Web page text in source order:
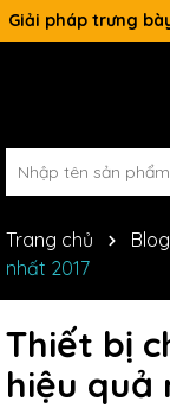
Giải pháp trưng
Trang chủ Blog
nhất 2017
Thiết bị
hiệu quả